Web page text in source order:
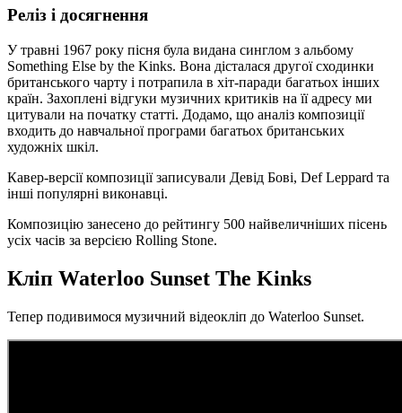
Реліз і досягнення
У травні 1967 року пісня була видана синглом з альбому
Something Else by the Kinks. Вона дісталася другої сходинки
британського чарту і потрапила в хіт-паради багатьох інших
країн. Захоплені відгуки музичних критиків на її адресу ми
цитували на початку статті. Додамо, що аналіз композиції
входить до навчальної програми багатьох британських
художніх шкіл.
Кавер-версії композиції записували Девід Бові, Def Leppard та
інші популярні виконавці.
Композицію занесено до рейтингу 500 найвеличніших пісень
усіх часів за версією Rolling Stone.
Кліп Waterloo Sunset The Kinks
Тепер подивимося музичний відеокліп до Waterloo Sunset.